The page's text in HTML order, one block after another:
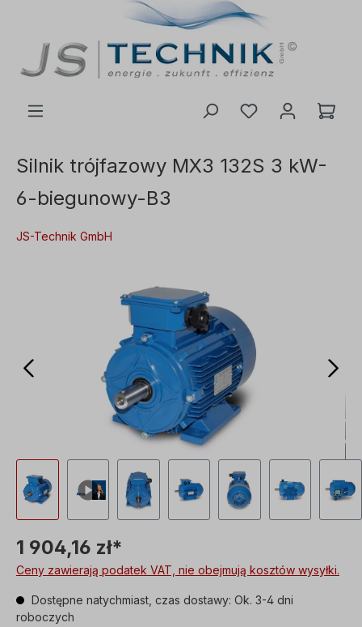
Silnik trójfazowy MX3 132S 3 kW-
6-biegunowy-B3
JS-Technik GmbH
1 904,16 zł*
Ceny zawierają podatek VAT, nie obejmują kosztów wysyłki.
Dostępne natychmiast, czas dostawy: Ok. 3-4 dni
roboczych